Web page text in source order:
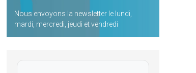
Nous envoyons la newsletter le lundi,
mardi, mercredi, jeudi et vendredi